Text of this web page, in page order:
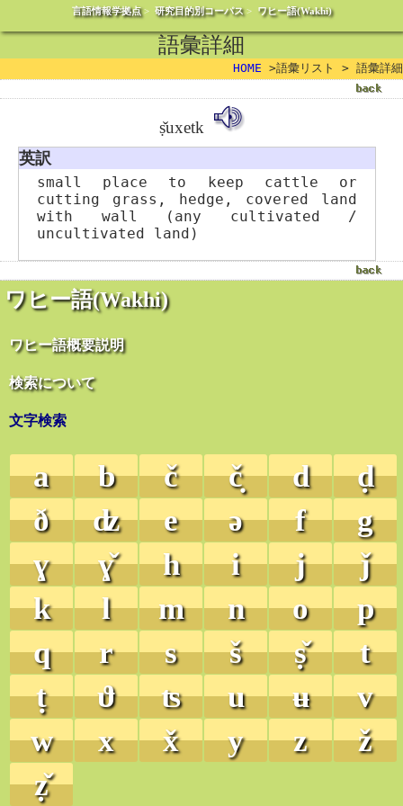
言語情報学拠点> 研究目的別コーパス> ワヒー語(Wakhi)
ワヒー語(Wakhi)
ワヒー語概要説明
検索について
文字検索
a b č č̣ d
ḍ
ð
ʣ e ə f
g
ɣ
ɣ̌ h i j
ǰ
k
l m n o
p
q
r s š ṣ̌
t
ṭ
ϑ ʦ u ʉ
v
w
x x̌ y z
ž
ẓ̌
語彙詳細
HOME >語彙リスト > 語彙詳細
ṣ̌uxetk
英訳
small place to keep cattle or
cutting grass, hedge, covered land
with wall (any cultivated /
uncultivated land)